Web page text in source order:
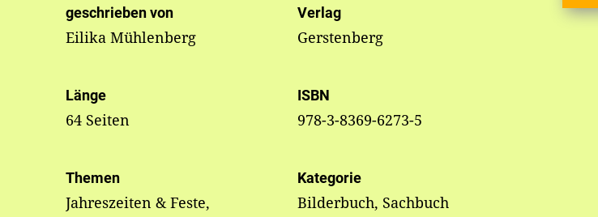
geschrieben von
Eilika Mühlenberg
Verlag
Gerstenberg
Länge
64 Seiten
ISBN
978-3-8369-6273-5
Themen
Jahreszeiten & Feste,
Kategorie
Bilderbuch, Sachbuch